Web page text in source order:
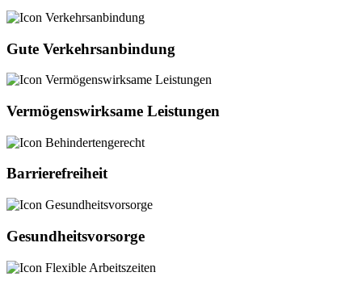
Gute Verkehrsanbindung
Vermögenswirksame Leistungen
Barrierefreiheit
Gesundheitsvorsorge